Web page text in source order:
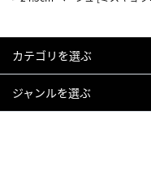
カテゴリを選ぶ
ジャンルを選ぶ